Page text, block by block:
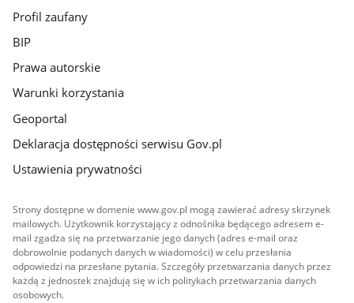
Profil zaufany
BIP
Prawa autorskie
Warunki korzystania
Geoportal
Deklaracja dostępności serwisu Gov.pl
Ustawienia prywatności
Strony dostępne w domenie www.gov.pl mogą zawierać adresy skrzynek
mailowych. Użytkownik korzystający z odnośnika będącego adresem e-
mail zgadza się na przetwarzanie jego danych (adres e-mail oraz
dobrowolnie podanych danych w wiadomości) w celu przesłania
odpowiedzi na przesłane pytania. Szczegóły przetwarzania danych przez
każdą z jednostek znajdują się w ich politykach przetwarzania danych
osobowych.